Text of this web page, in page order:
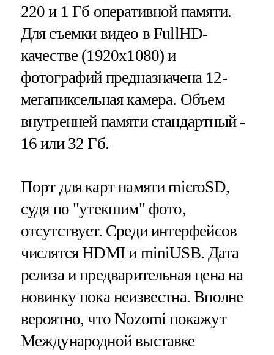
220 и 1 Гб оперативной памяти.
Для съемки видео в FullHD-
качестве (1920x1080) и
фотографий предназначена 12-
мегапиксельная камера. Объем
внутренней памяти стандартный -
16 или 32 Гб.
Порт для карт памяти microSD,
судя по "утекшим" фото,
отсутствует. Среди интерфейсов
числятся HDMI и miniUSB. Дата
релиза и предварительная цена на
новинку пока неизвестна. Вполне
вероятно, что Nozomi покажут
Международной выставке